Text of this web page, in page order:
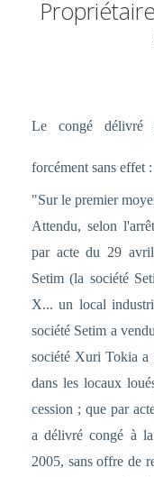
Le congé délivré
forcément sans effet
"Sur le premier
Attendu, selon
par acte du 29
Setim (la société
X... un local
société Setim a
société Xuri Tokia a
dans les locaux
cession ; que par
a délivré congé à
2005, sans offre de